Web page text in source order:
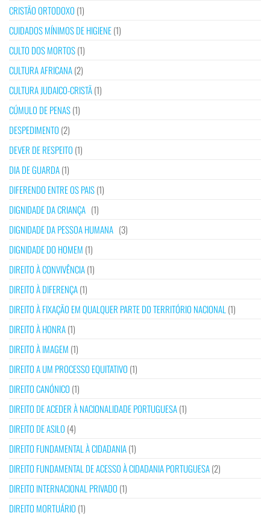
CRISTÃO ORTODOXO (1)
CUIDADOS MÍNIMOS DE HIGIENE(1)
CULTO DOS MORTOS(1)
CULTURA AFRICANA(2)
CULTURA JUDAICO-CRISTÃ(1)
CÚMULO DE PENAS(1)
DESPEDIMENTO (2)
DEVER DE RESPEITO (1)
DIA DE GUARDA(1)
DIFERENDO ENTRE OS PAIS(1)
DIGNIDADE DA CRIANÇA (1)
DIGNIDADE DA PESSOA HUMANA (3)
DIGNIDADE DO HOMEM (1)
DIREITO À CONVIVÊNCIA(1)
DIREITO À DIFERENÇA(1)
DIREITO À FIXAÇÃO EM QUALQUER PARTE DO TERRITÓRIO NACIONAL (1)
DIREITO À HONRA(1)
DIREITO À IMAGEM (1)
DIREITO A UM PROCESSO EQUITATIVO (1)
DIREITO CANÓNICO (1)
DIREITO DE ACEDER À NACIONALIDADE PORTUGUESA(1)
DIREITO DE ASILO (4)
DIREITO FUNDAMENTAL À CIDADANIA(1)
DIREITO FUNDAMENTAL DE ACESSO À CIDADANIA PORTUGUESA(2)
DIREITO INTERNACIONAL PRIVADO (1)
DIREITO MORTUÁRIO (1)